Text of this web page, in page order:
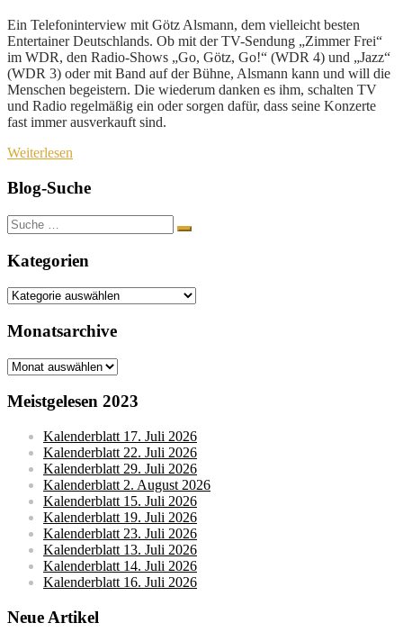
Ein Telefoninterview mit Götz Alsmann, dem vielleicht besten
Entertainer Deutschlands. Ob mit der TV-Sendung „Zimmer Frei“
im WDR, den Radio-Shows „Go, Götz, Go!“ (WDR 4) und „Jazz“
(WDR 3) oder mit Band auf der Bühne, Alsmann kann und will die
Menschen begeistern. Die wiederum danken es ihm, schalten TV
und Radio regelmäßig ein oder sorgen dafür, dass seine Konzerte
fast immer ausverkauft sind.
Weiterlesen
Blog-Suche
Suche
nach:
Kategorien
Kategorien
Monatsarchive
Monatsarchive
Meistgelesen 2023
Kalenderblatt 17. Juli 2026
Kalenderblatt 22. Juli 2026
Kalenderblatt 29. Juli 2026
Kalenderblatt 2. August 2026
Kalenderblatt 15. Juli 2026
Kalenderblatt 19. Juli 2026
Kalenderblatt 23. Juli 2026
Kalenderblatt 13. Juli 2026
Kalenderblatt 14. Juli 2026
Kalenderblatt 16. Juli 2026
Neue Artikel